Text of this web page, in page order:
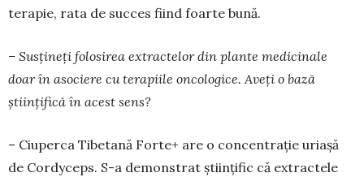
terapie, rata de succes fiind foarte bună.
– Susțineți folosirea extractelor din plante medicinale
doar în asociere cu terapiile onco­lo­gice. Aveți o bază
științifică în acest sens?
– Ciuperca Tibetană Forte+ are o concentrație uriașă
de Cordyceps. S-a demonstrat științific că extractele